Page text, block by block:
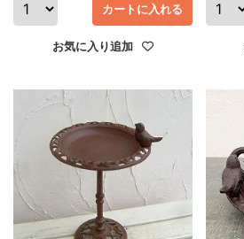
カートに入れる
お気に入り追加